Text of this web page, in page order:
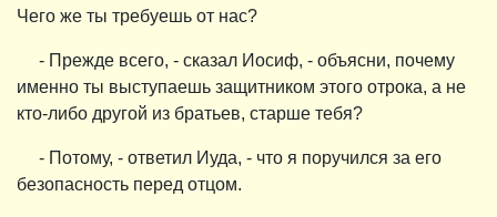
Чего же ты требуешь от нас?
- Прежде всего, - сказал Иосиф, - объясни, почему
именно ты выступаешь защитником этого отрока, а не
кто-либо другой из братьев, старше тебя?
- Потому, - ответил Иуда, - что я поручился за его
безопасность перед отцом.